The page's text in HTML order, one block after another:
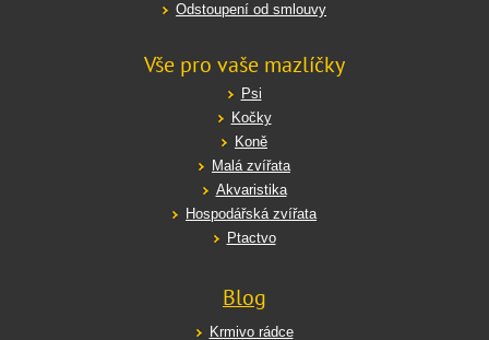
Odstoupení od smlouvy
Vše pro vaše mazlíčky
Psi
Kočky
Koně
Malá zvířata
Akvaristika
Hospodářská zvířata
Ptactvo
Blog
Krmivo rádce